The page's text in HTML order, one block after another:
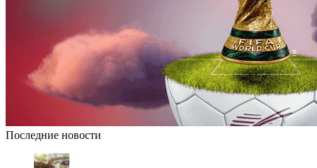
Последние новости